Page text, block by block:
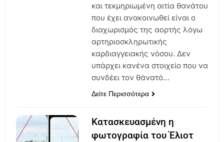
και τεκμηριωμένη αιτία θανάτου
που έχει ανακοινωθεί είναι ο
διαχωρισμός της αορτής λόγω
αρτηριοσκληρωτικής
καρδιαγγειακής νόσου. Δεν
υπάρχει κανένα στοιχείο που να
συνδέει τον θάνατό…
Δείτε Περισσότερα
Κατασκευασμένη η
φωτογραφία του Έλιοτ